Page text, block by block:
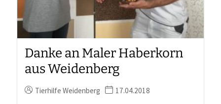
Danke an Maler Haberkorn
aus Weidenberg
Tierhilfe Weidenberg 17.04.2018